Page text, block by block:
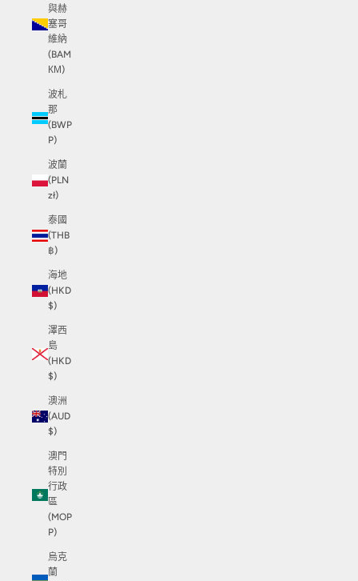
與赫
塞哥
維納
(BAM
КМ)
波札
那
(BWP
P)
波蘭
(PLN
zł)
泰國
(THB
฿)
海地
(HKD
$)
澤西
島
(HKD
$)
澳洲
(AUD
$)
澳門
特別
行政
區
(MOP
P)
烏克
蘭